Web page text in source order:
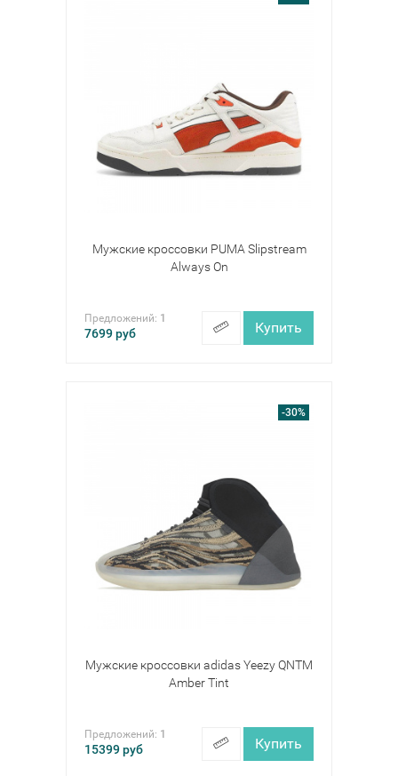
Мужские кроссовки PUMA Slipstream
Always On
Предложений: 1
7699руб Купить
-30%
Мужские кроссовки adidas Yeezy QNTM
Amber Tint
Предложений: 1
15399руб Купить